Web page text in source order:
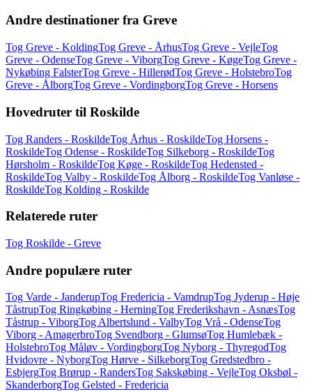
Andre destinationer fra Greve
Tog Greve - KoldingTog Greve - ÅrhusTog Greve - VejleTog
Greve - OdenseTog Greve - ViborgTog Greve - KøgeTog Greve -
Nykøbing FalsterTog Greve - HillerødTog Greve - HolstebroTog
Greve - ÅlborgTog Greve - VordingborgTog Greve - Horsens
Hovedruter til Roskilde
Tog Randers - RoskildeTog Århus - RoskildeTog Horsens -
RoskildeTog Odense - RoskildeTog Silkeborg - RoskildeTog
Hørsholm - RoskildeTog Køge - RoskildeTog Hedensted -
RoskildeTog Valby - RoskildeTog Ålborg - RoskildeTog Vanløse -
RoskildeTog Kolding - Roskilde
Relaterede ruter
Tog Roskilde - Greve
Andre populære ruter
Tog Varde - JanderupTog Fredericia - VamdrupTog Jyderup - Høje
TåstrupTog Ringkøbing - HerningTog Frederikshavn - AsnæsTog
Tåstrup - ViborgTog Albertslund - ValbyTog Vrå - OdenseTog
Viborg - AmagerbroTog Svendborg - GlumsøTog Humlebæk -
HolstebroTog Måløv - VordingborgTog Nyborg - ThyregodTog
Hvidovre - NyborgTog Hørve - SilkeborgTog Gredstedbro -
EsbjergTog Brørup - RandersTog Sakskøbing - VejleTog Oksbøl -
SkanderborgTog Gelsted - Fredericia